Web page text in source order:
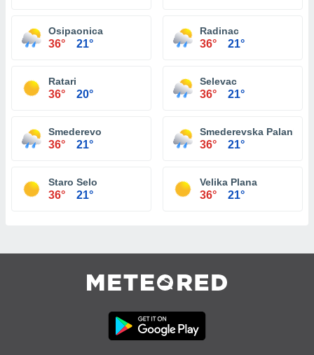
Osipaonica
36° 21°
Radinac
36° 21°
Ratari
36° 20°
Selevac
36° 21°
Smederevo
36° 21°
Smederevska Palanka
36° 21°
Staro Selo
36° 21°
Velika Plana
36° 21°